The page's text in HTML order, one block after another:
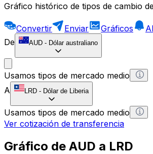
Gráfico histórico de tipos de cambio
Convertir Enviar Gráficos
De
AUD - Dólar australiano
Usamos tipos de mercado medio
A
LRD - Dólar de Liberia
Usamos tipos de mercado medio
Ver cotización de transferencia
Gráfico de AUD a LRD